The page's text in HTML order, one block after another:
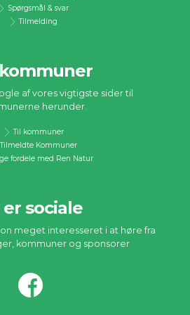
Spørgsmål & svar
Tilmelding
af vores vigtigste sider til
herunder.
Til kommuner
Tilmeldte Kommuner
fordele med Ren Natur
er sociale
meget interesseret i at høre fra
kommuner og sponsorer